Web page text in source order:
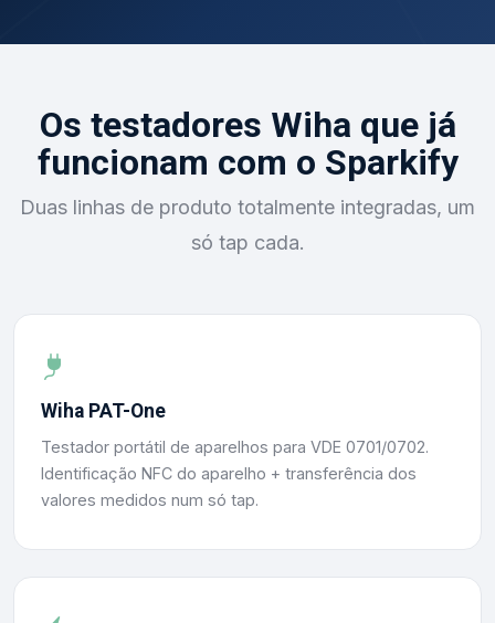
Os testadores Wiha que já
funcionam com o Sparkify
Duas linhas de produto totalmente integradas, um
só tap cada.
Wiha PAT-One
Testador portátil de aparelhos para VDE 0701/0702.
Identificação NFC do aparelho + transferência dos
valores medidos num só tap.